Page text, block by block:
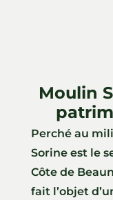
Moulin
Perché au
Sorine est le
Côte de
fait l’objet